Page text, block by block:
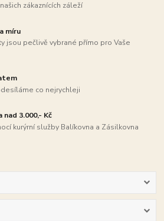
zákaznících záleží
míru
jsou pečlivě vybrané přímo pro Vaše
co nejrychleji
nad 3.000,- Kč
kurýrní služby Balíkovna a Zásilkovna